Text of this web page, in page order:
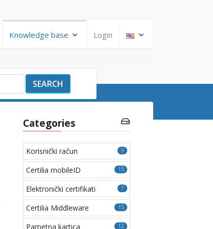
Knowledge base Login
SEARCH
Categories
9
Korisnički račun
15
Certilia mobileID
7
Elektronički certifikati
15
Certilia Middleware
12
Pametna kartica